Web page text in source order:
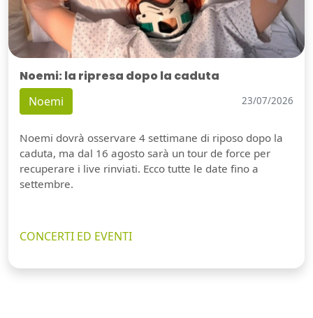
Noemi: la ripresa dopo la caduta
Noemi 23/07/2026
Noemi dovrà osservare 4 settimane di riposo dopo la
caduta, ma dal 16 agosto sarà un tour de force per
recuperare i live rinviati. Ecco tutte le date fino a
settembre.
CONCERTI ED EVENTI